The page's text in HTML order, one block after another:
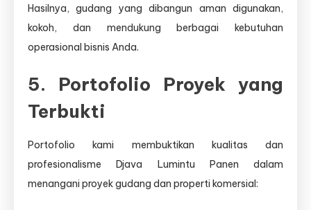
Hasilnya, gudang yang dibangun aman digunakan,
kokoh, dan mendukung berbagai kebutuhan
operasional bisnis Anda.
5. Portofolio Proyek yang
Terbukti
Portofolio kami membuktikan kualitas dan
profesionalisme Djava Lumintu Panen dalam
menangani proyek gudang dan properti komersial: